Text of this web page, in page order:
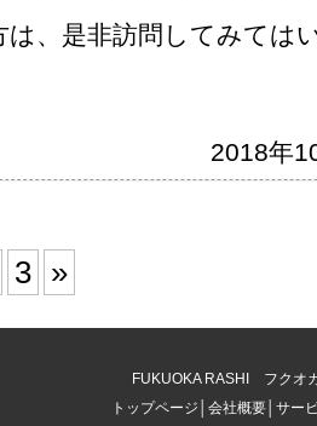
は、是非訪問してみては
2018年
3 »
FUKUOKA RASHI フクオ
トップページ
会社概要 サー